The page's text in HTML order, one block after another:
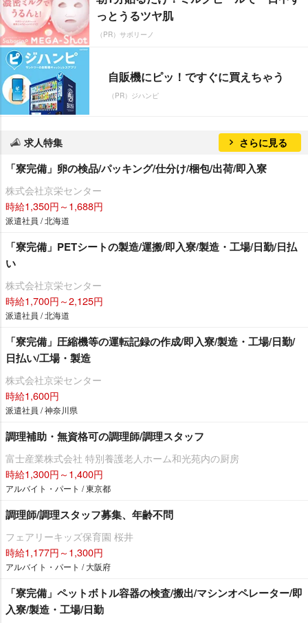
っとうるツヤ肌
（PR）サボリーノ
自販機にピッ！ですぐに買えちゃう
（PR）ジハンピ
求人特集 さらに見る
「寮完備」卵の検品/パッキング/仕分け/梱包/出荷/即入寮
株式会社京栄センター
時給1,350円～1,688円
派遣社員 / 北海道
「寮完備」PETシートの製造/運搬/即入寮/製造・工場/日勤/日払
い
株式会社京栄センター
時給1,700円～2,125円
派遣社員 / 北海道
「寮完備」圧縮機等の運転記録の作成/即入寮/製造・工場/日勤/
日払い/工場・製造
株式会社京栄センター
時給1,600円
派遣社員 / 神奈川県
調理補助・無資格可の調理師/調理スタッフ
富士産業株式会社 特別養護老人ホーム和光苑内の厨房
時給1,300円～1,400円
アルバイト・パート / 東京都
調理師/調理スタッフ募集、年齢不問
フェアリーキッズ保育園 桜井
時給1,177円～1,300円
アルバイト・パート / 大阪府
「寮完備」ペットボトル容器の検査/搬出/マシンオペレーター/即
入寮/製造・工場/日勤